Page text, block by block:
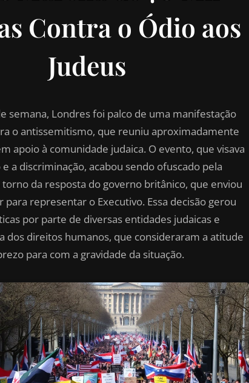
Contra o Ódio aos
Judeus
semana, Londres foi palco de uma manifestação
o antissemitismo, que reuniu aproximadamente
apoio à comunidade judaica. O evento, que visava
a discriminação, acabou sendo ofuscado pela
da resposta do governo britânico, que enviou
para representar o Executivo. Essa decisão gerou
por parte de diversas entidades judaicas e
dos direitos humanos, que consideraram a atitude
para com a gravidade da situação.